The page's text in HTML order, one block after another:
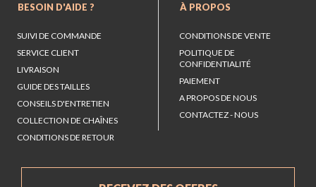
BESOIN D'AIDE ?
SUIVI DE COMMANDE
SERVICE CLIENT
LIVRAISON
GUIDE DES TAILLES
CONSEILS D'ENTRETIEN
COLLECTION DE CHAÎNES
CONDITIONS DE RETOUR
À PROPOS
CONDITIONS DE VENTE
POLITIQUE DE
CONFIDENTIALITÉ
PAIEMENT
A PROPOS DE NOUS
CONTACTEZ - NOUS